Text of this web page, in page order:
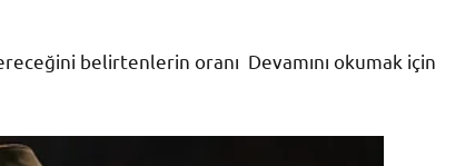
belirtenlerin oranı Devamını okumak için